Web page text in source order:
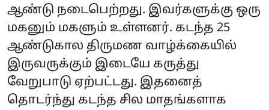
ஆண்டு நடைபெற்றது. இவர்களுக்கு ஒரு
மகனும் மகளும் உள்ளனர். கடந்த 25
ஆண்டுகால திருமண வாழ்க்கையில்
இருவருக்கும் இடையே கருத்து
வேறுபாடு ஏற்பட்டது. இதனைத்
தொடர்ந்து கடந்த சில மாதங்களாக